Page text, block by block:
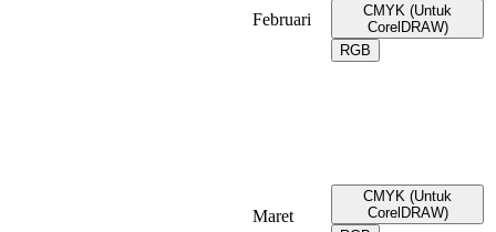
Februari
CMYK (Untuk
CorelDRAW)
RGB
Maret
CMYK (Untuk
CorelDRAW)